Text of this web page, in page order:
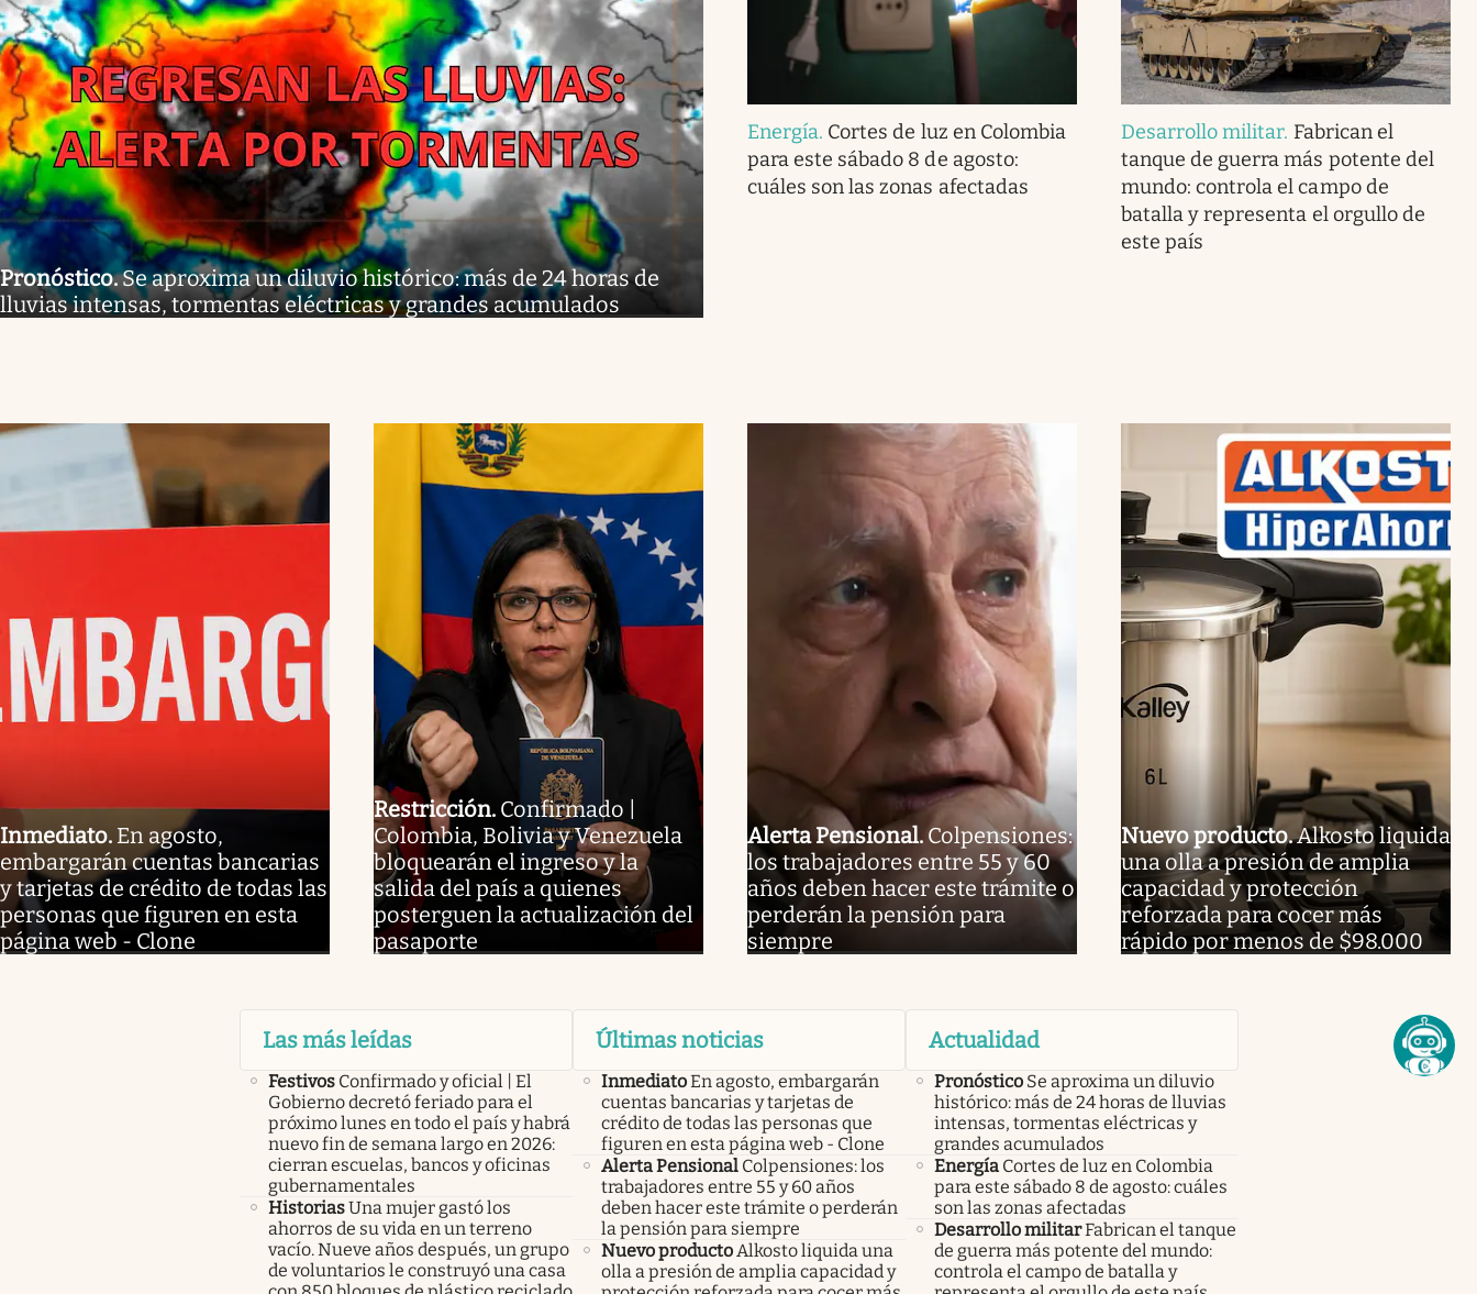
Pronóstico.Se aproxima un diluvio histórico: más de 24 horas de
lluvias intensas, tormentas eléctricas y grandes acumulados
Energía. Cortes de luz en Colombia
para este sábado 8 de agosto:
cuáles son las zonas afectadas
Desarrollo militar. Fabrican el
tanque de guerra más potente del
mundo: controla el campo de
batalla y representa el orgullo de
este país
Inmediato. En agosto,
embargarán cuentas bancarias
y tarjetas de crédito de todas las
personas que figuren en esta
página web - Clone
Restricción. Confirmado |
Colombia, Bolivia y Venezuela
bloquearán el ingreso y la
salida del país a quienes
posterguen la actualización del
pasaporte
Alerta Pensional. Colpensiones:
los trabajadores entre 55 y 60
años deben hacer este trámite o
perderán la pensión para
siempre
Nuevo producto.Alkosto liquida
una olla a presión de amplia
capacidad y protección
reforzada para cocer más
rápido por menos de $98.000
Las más leídas
Festivos Confirmado y oficial | El
Gobierno decretó feriado para el
próximo lunes en todo el país y habrá
nuevo fin de semana largo en 2026:
cierran escuelas, bancos y oficinas
gubernamentales
HistoriasUna mujer gastó los
ahorros de su vida en un terreno
vacío. Nueve años después, un grupo
de voluntarios le construyó una casa
Últimas noticias
InmediatoEn agosto, embargarán
cuentas bancarias y tarjetas de
crédito de todas las personas que
figuren en esta página web - Clone
Alerta Pensional Colpensiones: los
trabajadores entre 55 y 60 años
deben hacer este trámite o perderán
la pensión para siempre
Nuevo productoAlkosto liquida una
olla a presión de amplia capacidad y
Actualidad
Pronóstico Se aproxima un diluvio
histórico: más de 24 horas de lluvias
intensas, tormentas eléctricas y
grandes acumulados
Energía Cortes de luz en Colombia
para este sábado 8 de agosto: cuáles
son las zonas afectadas
Desarrollo militarFabrican el tanque
de guerra más potente del mundo:
controla el campo de batalla y